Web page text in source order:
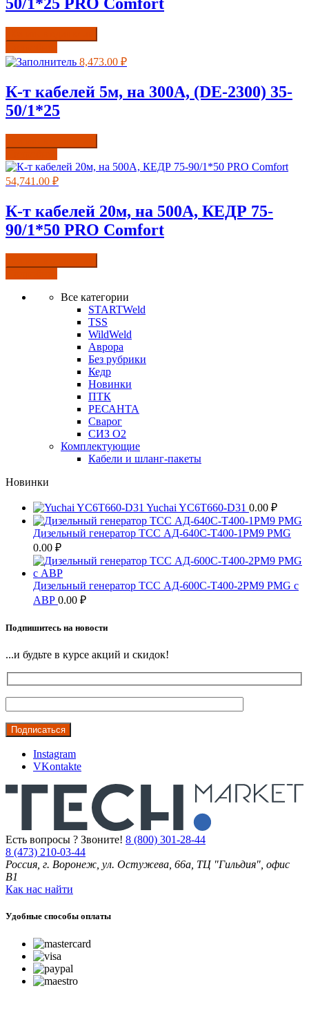
8,473.00 ₽
К-т кабелей 5м, на 300А, (DE-2300) 35-
50/1*25
54,741.00 ₽
К-т кабелей 20м, на 500А, КЕДР 75-
90/1*50 PRO Comfort
Все категории
STARTWeld
TSS
WildWeld
Аврора
Без рубрики
Кедр
Новинки
ПТК
РЕСАНТА
Сварог
СИЗ О2
Комплектующие
Кабели и шланг-пакеты
Новинки
Yuchai YC6T660-D31 0.00 ₽
Дизельный генератор ТСС АД-640С-Т400-1РМ9 PMG
0.00 ₽
Дизельный генератор ТСС АД-600С-Т400-2РМ9 PMG c
АВР 0.00 ₽
Подпишитесь на новости
...и будьте в курсе акций и скидок!
Instagram
VKontakte
Есть вопросы ? Звоните! 8 (800) 301-28-44
8 (473) 210-03-44
Россия, г. Воронеж, ул. Остужева, 66а, ТЦ "Гильдия", офис
В1
Как нас найти
Удобные способы оплаты